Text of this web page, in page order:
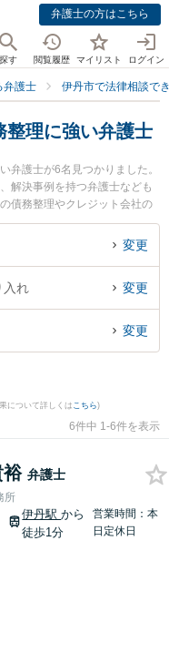
弁護士の方はこちら
探す 閲覧履歴 マイリスト ログイン
弁護士 伊丹市で法律相談で
整理に強い弁護士
弁護士が6名見つかりました。
解決事例を持つ弁護士なども
債務整理やクレジット会社の
の絞り込み検索もでき便利で
法律事務所の高橋 正樹弁護
談したい』『銀行借り入れの
士を検索したい』『初回相談
伊丹市内の弁護士に相談予約
変更
入れ 変更
変更
について詳しくは こちら)
6件中 1-6件を表示
裕 弁護士
所
伊丹駅から
徒歩1分
営業時間：本
日定休日